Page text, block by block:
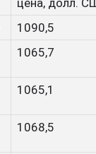
1090,5
1065,7
1065,1
1068,5